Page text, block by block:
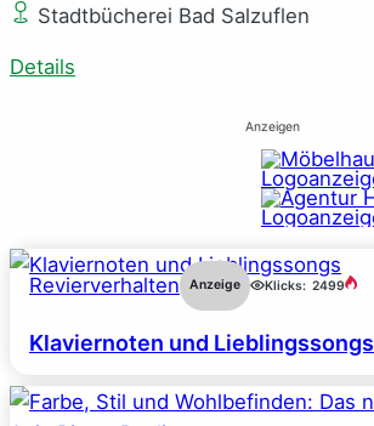
Stadtbücherei Bad Salzuflen
Details
Anzeigen
Revierverhalten Anzeige Klicks: 2499
Klaviernoten und Lieblingssongs